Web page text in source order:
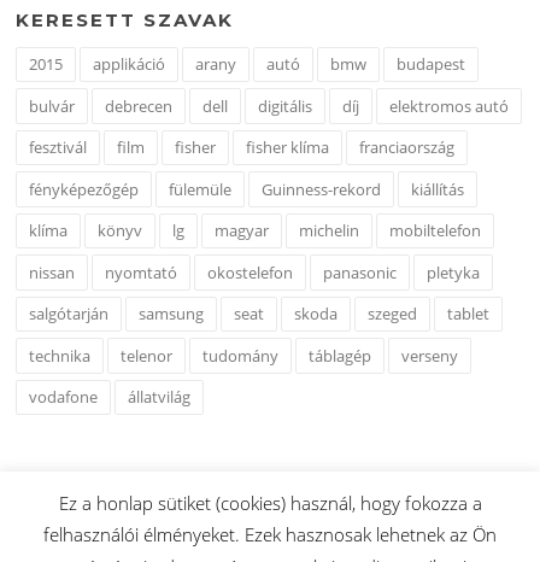
KERESETT SZAVAK
2015 applikáció arany autó bmw
budapest
bulvár
debrecen dell digitális díj
elektromos autó
fesztivál
film fisher fisher klíma
franciaország
fényképezőgép
fülemüle Guinness-rekord
kiállítás
klíma
könyv lg magyar michelin
mobiltelefon
nissan
nyomtató okostelefon panasonic
pletyka
salgótarján
samsung seat skoda szeged
tablet
technika
telenor tudomány táblagép
verseny
vodafone
állatvilág
Copyright © 2026 www.esshu.hu. Minden Jog Fenntartva.
Ez a honlap sütiket (cookies) használ, hogy fokozza a
felhasználói élményeket. Ezek hasznosak lehetnek az Ön